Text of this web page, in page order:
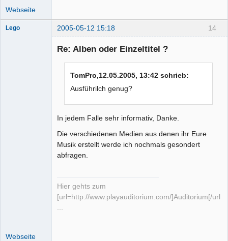
Webseite
14
Lego 2005-05-12 15:18
Re: Alben oder Einzeltitel ?
TomPro,12.05.2005, 13:42 schrieb:
Ausführilch genug?
In jedem Falle sehr informativ, Danke.
Die verschiedenen Medien aus denen ihr Eure
Musik erstellt werde ich nochmals gesondert
abfragen.
Hier gehts zum
[url=http://www.playauditorium.com/]Auditorium[/url]
Webseite